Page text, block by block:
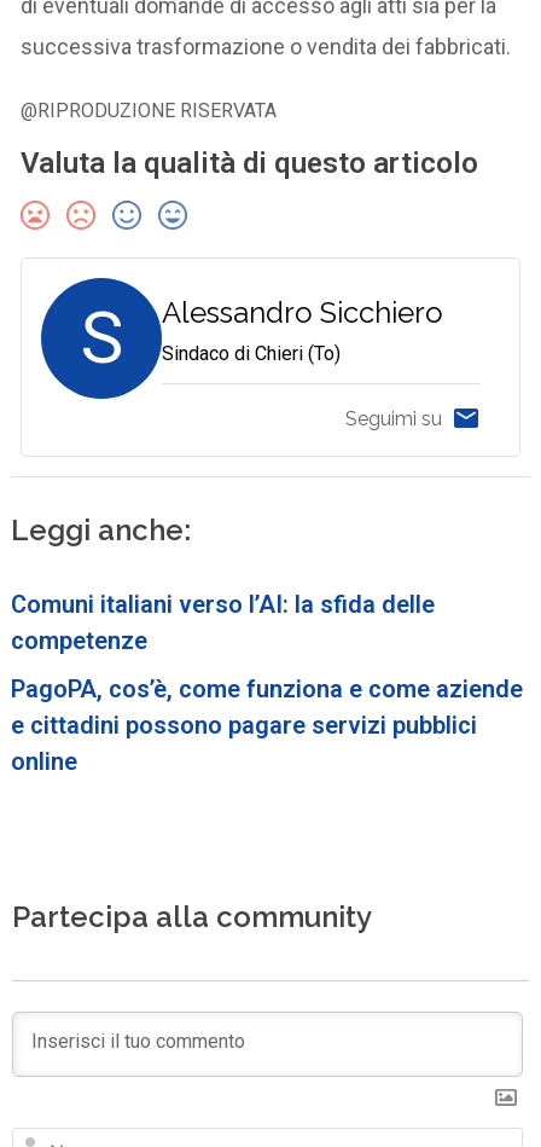
di eventuali domande di accesso agli atti sia per la
successiva trasformazione o vendita dei fabbricati.
@RIPRODUZIONE RISERVATA
Valuta la qualità di questo articolo
S Alessandro Sicchiero
Sindaco di Chieri (To)
Seguimi su
Leggi anche:
Comuni italiani verso l’AI: la sfida delle
competenze
PagoPA, cos’è, come funziona e come aziende
e cittadini possono pagare servizi pubblici
online
Partecipa alla community